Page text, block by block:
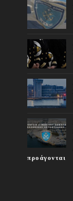
προάγονται